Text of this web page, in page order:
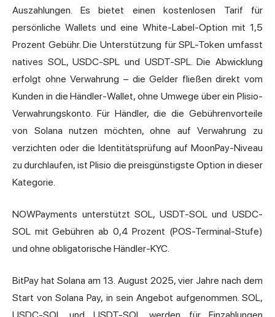
Auszahlungen. Es bietet einen kostenlosen Tarif für
persönliche Wallets und eine White-Label-Option mit 1,5
Prozent Gebühr. Die Unterstützung für SPL-Token umfasst
natives SOL, USDC-SPL und USDT-SPL. Die Abwicklung
erfolgt ohne Verwahrung – die Gelder fließen direkt vom
Kunden in die Händler-Wallet, ohne Umwege über ein Plisio-
Verwahrungskonto. Für Händler, die die Gebührenvorteile
von Solana nutzen möchten, ohne auf Verwahrung zu
verzichten oder die Identitätsprüfung auf MoonPay-Niveau
zu durchlaufen, ist Plisio die preisgünstigste Option in dieser
Kategorie.
NOWPayments unterstützt SOL, USDT-SOL und USDC-
SOL mit Gebühren ab 0,4 Prozent (POS-Terminal-Stufe)
und ohne obligatorische Händler-KYC.
BitPay hat Solana am 13. August 2025, vier Jahre nach dem
Start von Solana Pay, in sein Angebot aufgenommen. SOL,